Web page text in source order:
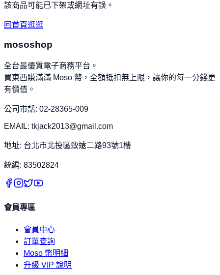
該商品可能已下架或網址有誤。
回首頁逛逛
mososhop
全台最優質電子商務平台。
買東西賺滿滿 Moso 幣，全額抵扣無上限，讓你的每一分錢更
有價值。
公司市話: 02-28365-009
EMAIL: tkjack2013@gmail.com
地址: 台北市北投區致遠二路93號1樓
統編: 83502824
會員專區
會員中心
訂單查詢
Moso 幣明細
升級 VIP 說明